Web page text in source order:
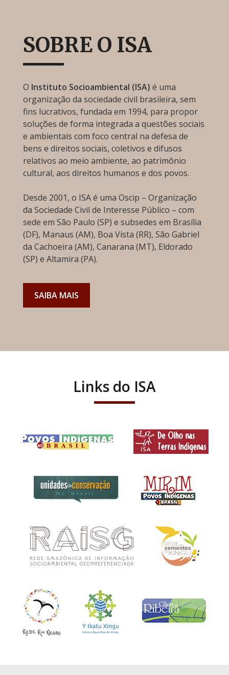
SOBRE O ISA
O Instituto Socioambiental (ISA) é uma
organização da sociedade civil brasileira, sem
fins lucrativos, fundada em 1994, para propor
soluções de forma integrada a questões sociais
e ambientais com foco central na defesa de
bens e direitos sociais, coletivos e difusos
relativos ao meio ambiente, ao patrimônio
cultural, aos direitos humanos e dos povos.
Desde 2001, o ISA é uma Oscip – Organização
da Sociedade Civil de Interesse Público – com
sede em São Paulo (SP) e subsedes em Brasília
(DF), Manaus (AM), Boa Vista (RR), São Gabriel
da Cachoeira (AM), Canarana (MT), Eldorado
(SP) e Altamira (PA).
SAIBA MAIS
Links do ISA